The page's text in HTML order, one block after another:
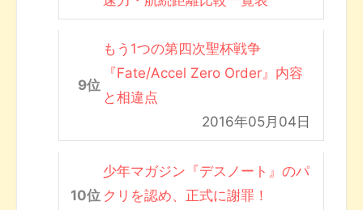
もう1つの第四次聖杯戦争
『Fate/Accel Zero Order』内容
と相違点
2016年05月04日
少年マガジン『デスノート』のパ
クリを認め、正式に謝罪！